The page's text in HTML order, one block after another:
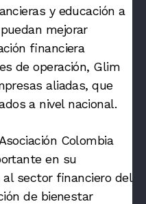
y educación a
mejorar
financiera
de operación, Glim
aliadas, que
a nivel nacional.
Colombia
en su
sector financiero del
de bienestar